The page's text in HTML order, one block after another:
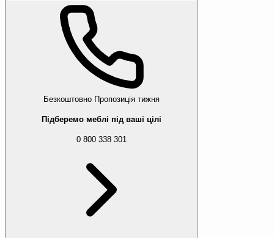
Безкоштовно Пропозиція тижня
Підберемо меблі під ваші цілі
0 800 338 301